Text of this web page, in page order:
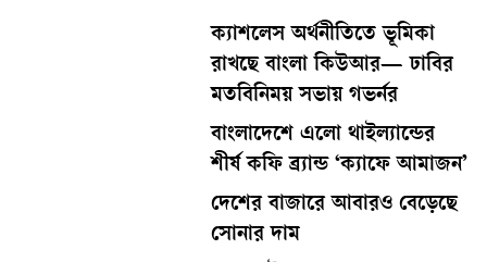
ক্যাশলেস অর্থনীতিতে ভূমিকা
রাখছে বাংলা কিউআর— ঢাবির
মতবিনিময় সভায় গভর্নর
বাংলাদেশে এলো থাইল্যান্ডের
শীর্ষ কফি ব্র্যান্ড ‘ক্যাফে আমাজন’
দেশের বাজারে আবারও বেড়েছে
সোনার দাম